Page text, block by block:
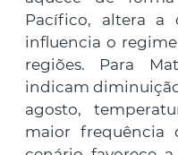
Pacífico, altera a
influencia o
regiões. Para
indicam
agosto,
maior frequência